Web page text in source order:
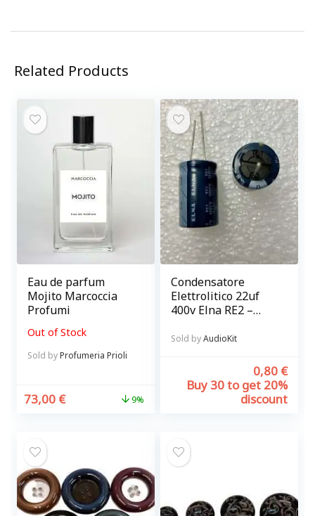
Related Products
Eau de parfum
Mojito Marcoccia
Profumi
Out of Stock
Sold byProfumeria Prioli
73,00 € 9%
Condensatore
Elettrolitico 22uf
400v Elna RE2 –
Sold byAudioKit
0,80 €
Buy 30 to get 20%
discount